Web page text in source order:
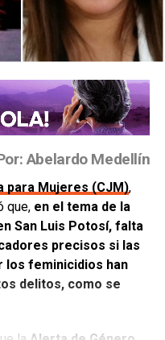
Abelardo Medellín
para Mujeres (CJM),
que, en el tema de la
San Luis Potosí, falta
precisos si las
los feminicidios han
delitos, como se